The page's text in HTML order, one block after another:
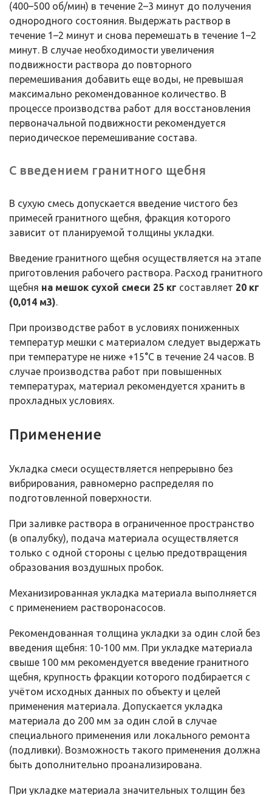
(400–500 об/мин) в течение 2–3 минут до получения
однородного состояния. Выдержать раствор в
течение 1–2 минут и снова перемешать в течение 1–2
минут. В случае необходимости увеличения
подвижности раствора до повторного
перемешивания добавить еще воды, не превышая
максимально рекомендованное количество. В
процессе производства работ для восстановления
первоначальной подвижности рекомендуется
периодическое перемешивание состава.
С введением гранитного щебня
В сухую смесь допускается введение чистого без
примесей гранитного щебня, фракция которого
зависит от планируемой толщины укладки.
Введение гранитного щебня осуществляется на этапе
приготовления рабочего раствора. Расход гранитного
щебня на мешок сухой смеси 25 кг составляет 20 кг
(0,014 м3).
При производстве работ в условиях пониженных
температур мешки с материалом следует выдержать
при температуре не ниже +15°С в течение 24 часов. В
случае производства работ при повышенных
температурах, материал рекомендуется хранить в
прохладных условиях.
Применение
Укладка смеси осуществляется непрерывно без
вибрирования, равномерно распределяя по
подготовленной поверхности.
При заливке раствора в ограниченное пространство
(в опалубку), подача материала осуществляется
только с одной стороны с целью предотвращения
образования воздушных пробок.
Механизированная укладка материала выполняется
с применением растворонасосов.
Рекомендованная толщина укладки за один слой без
введения щебня: 10-100 мм. При укладке материала
свыше 100 мм рекомендуется введение гранитного
щебня, крупность фракции которого подбирается с
учётом исходных данных по объекту и целей
применения материала. Допускается укладка
материала до 200 мм за один слой в случае
специального применения или локального ремонта
(подливки). Возможность такого применения должна
быть дополнительно проанализирована.
При укладке материала значительных толщин без